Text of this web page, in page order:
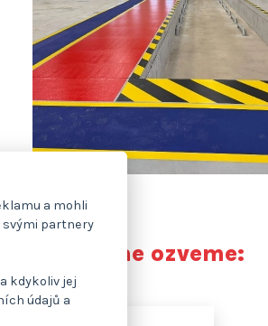
do týdne ozveme:
a mohli
svými partnery
kdykoliv jej
údajů a